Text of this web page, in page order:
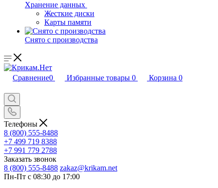
Хранение данных
Жесткие диски
Карты памяти
Снято с производства
Сравнение0 Избранные товары 0 Корзина 0
Телефоны
8 (800) 555-8488
+7 499 719 8388
+7 991 779 2788
Заказать звонок
8 (800) 555-8488 zakaz@krikam.net
Пн-Пт с 08:30 до 17:00